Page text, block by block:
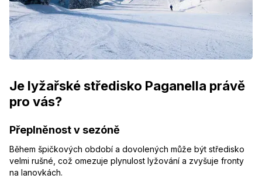
Je lyžařské středisko Paganella právě
pro vás?
Přeplněnost v sezóně
Během špičkových období a dovolených může být středisko
velmi rušné, což omezuje plynulost lyžování a zvyšuje fronty
na lanovkách.